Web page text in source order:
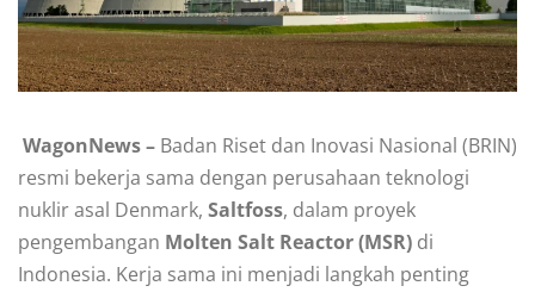
WagonNews – Badan Riset dan Inovasi Nasional (BRIN)
resmi bekerja sama dengan perusahaan teknologi
nuklir asal Denmark, Saltfoss, dalam proyek
pengembangan Molten Salt Reactor (MSR) di
Indonesia. Kerja sama ini menjadi langkah penting